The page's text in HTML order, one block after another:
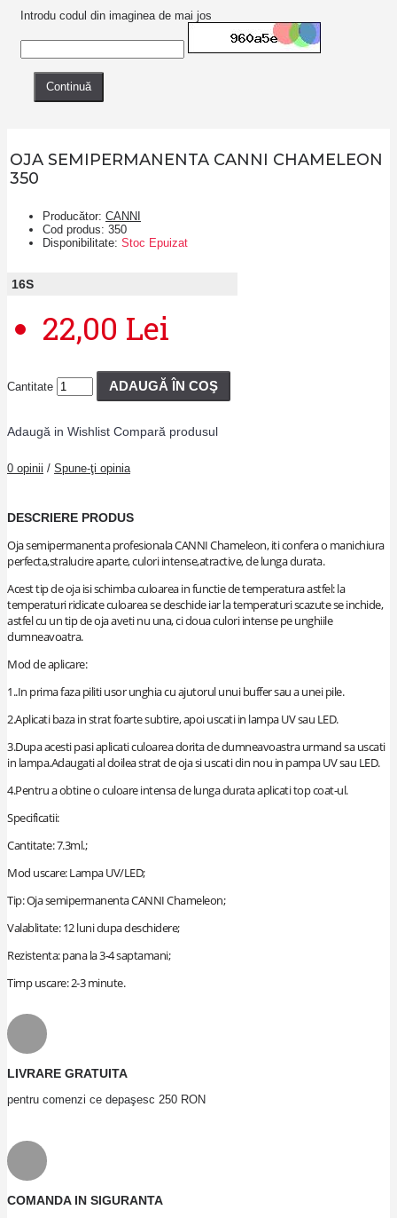
Introdu codul din imaginea de mai jos
Continuă
OJA SEMIPERMANENTA CANNI CHAMELEON
350
Producător: CANNI
Cod produs: 350
Disponibilitate: Stoc Epuizat
16S
22,00 Lei
Cantitate ADAUGĂ ÎN COŞ
Adaugă in Wishlist Compară produsul
0 opinii / Spune-ţi opinia
DESCRIERE PRODUS
Oja semipermanenta profesionala CANNI Chameleon, iti confera o manichiura
perfecta,stralucire aparte, culori intense,atractive, de lunga durata.
Acest tip de oja isi schimba culoarea in functie de temperatura astfel: la
temperaturi ridicate culoarea se deschide iar la temperaturi scazute se inchide,
astfel cu un tip de oja aveti nu una, ci doua culori intense pe unghiile
dumneavoatra.
Mod de aplicare:
1..In prima faza piliti usor unghia cu ajutorul unui buffer sau a unei pile.
2.Aplicati baza in strat foarte subtire, apoi uscati in lampa UV sau LED.
3.Dupa acesti pasi aplicati culoarea dorita de dumneavoastra urmand sa uscati
in lampa.Adaugati al doilea strat de oja si uscati din nou in pampa UV sau LED.
4.Pentru a obtine o culoare intensa de lunga durata aplicati top coat-ul.
Specificatii:
Cantitate: 7.3ml.;
Mod uscare: Lampa UV/LED;
Tip: Oja semipermanenta CANNI Chameleon;
Valablitate: 12 luni dupa deschidere;
Rezistenta: pana la 3-4 saptamani;
Timp uscare: 2-3 minute.
LIVRARE GRATUITA
pentru comenzi ce depaşesc 250 RON
COMANDA IN SIGURANTA